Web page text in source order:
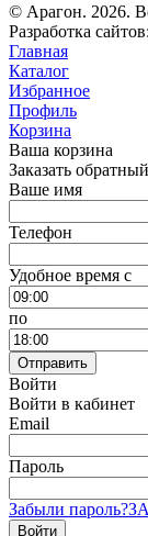
© Арагон. 2026.
Разработка
Главная
Каталог
Избранное
Профиль
Корзина
Ваша корзина
Заказать
Ваше имя
Телефон
Удобное время c
по
Отправить
Войти
Войти в кабинет
Email
Пароль
Забыли пароль?
Войти